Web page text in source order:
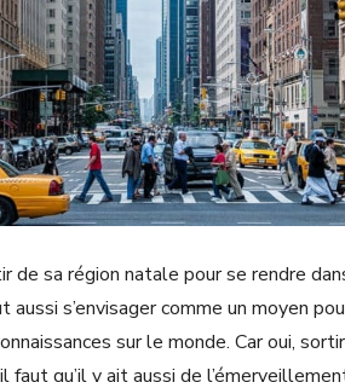
de sa région natale pour se rendre
s’envisager comme un moyen
sur le monde. Car oui,
qu’il y ait aussi de